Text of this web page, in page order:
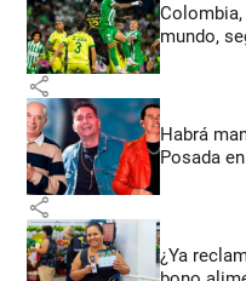
mundo,
share
Habrá
Posada
share
¿Ya